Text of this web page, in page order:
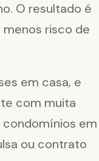
O resultado é
menos risco de
em casa, e
com muita
em
ou contrato